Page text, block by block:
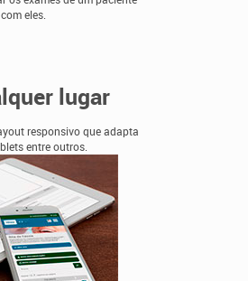
eles.
lugar
responsivo que adapta
entre outros.